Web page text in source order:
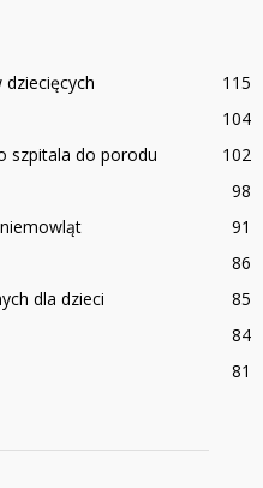
115
104
szpitala do porodu
102
98
91
86
dla dzieci
85
84
81